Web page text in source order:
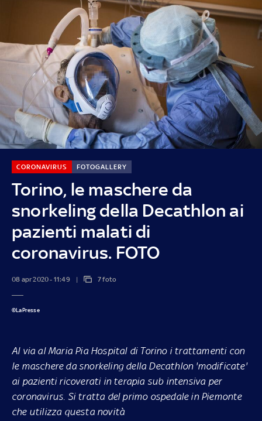
Torino, le maschere da
snorkeling della Decathlon ai
pazienti malati di
coronavirus. FOTO
CORONAVIRUS FOTOGALLERY
08 apr 2020 - 11:49 7 foto
©LaPresse
Al via al Maria Pia Hospital di Torino i trattamenti con
le maschere da snorkeling della Decathlon 'modificate'
ai pazienti ricoverati in terapia sub intensiva per
coronavirus. Si tratta del primo ospedale in Piemonte
che utilizza questa novità